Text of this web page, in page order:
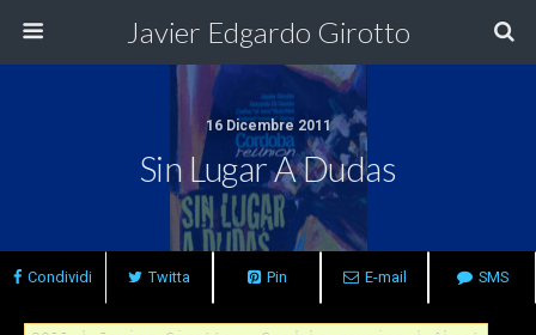
Javier Edgardo Girotto
16 Dicembre 2011
Sin Lugar A Dudas
Condividi Twitta Pin E-mail SMS